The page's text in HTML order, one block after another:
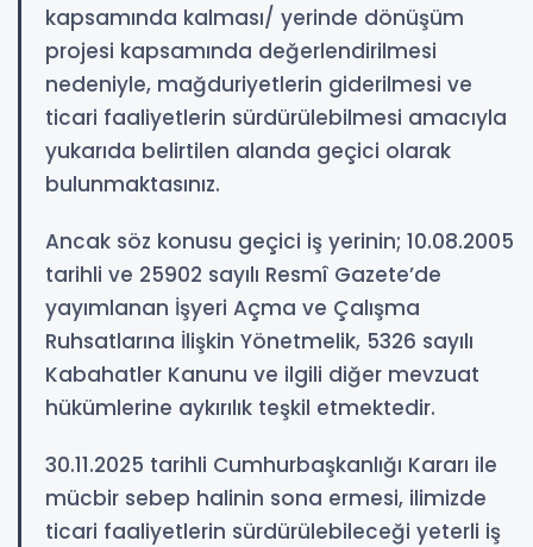
kapsamında kalması/ yerinde dönüşüm
projesi kapsamında değerlendirilmesi
nedeniyle, mağduriyetlerin giderilmesi ve
ticari faaliyetlerin sürdürülebilmesi amacıyla
yukarıda belirtilen alanda geçici olarak
bulunmaktasınız.
​Ancak söz konusu geçici iş yerinin; 10.08.2005
tarihli ve 25902 sayılı Resmî Gazete’de
yayımlanan İşyeri Açma ve Çalışma
Ruhsatlarına İlişkin Yönetmelik, 5326 sayılı
Kabahatler Kanunu ve ilgili diğer mevzuat
hükümlerine aykırılık teşkil etmektedir.
​30.11.2025 tarihli Cumhurbaşkanlığı Kararı ile
mücbir sebep halinin sona ermesi, ilimizde
ticari faaliyetlerin sürdürülebileceği yeterli iş